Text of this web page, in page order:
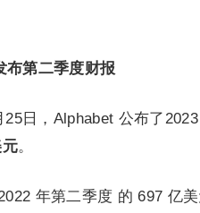
布第二季度财报
25日，Alphabet 公布了
。
年第二季度 的 697 亿